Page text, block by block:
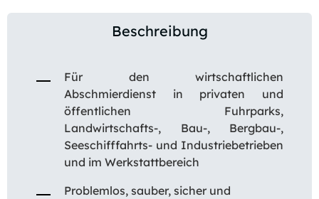
Beschreibung
Für den wirtschaftlichen
Abschmierdienst in privaten und
öffentlichen Fuhrparks,
Landwirtschafts-, Bau-, Bergbau-,
Seeschifffahrts- und Industriebetrieben
und im Werkstattbereich
Problemlos, sauber, sicher und